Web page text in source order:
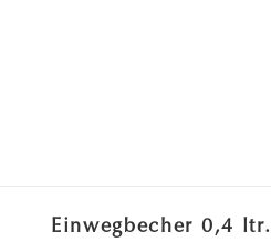
Einwegbecher 0,4 ltr.